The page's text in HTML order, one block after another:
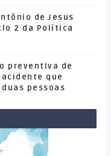
de Jesus
2 da Política
preventiva de
que
pessoas